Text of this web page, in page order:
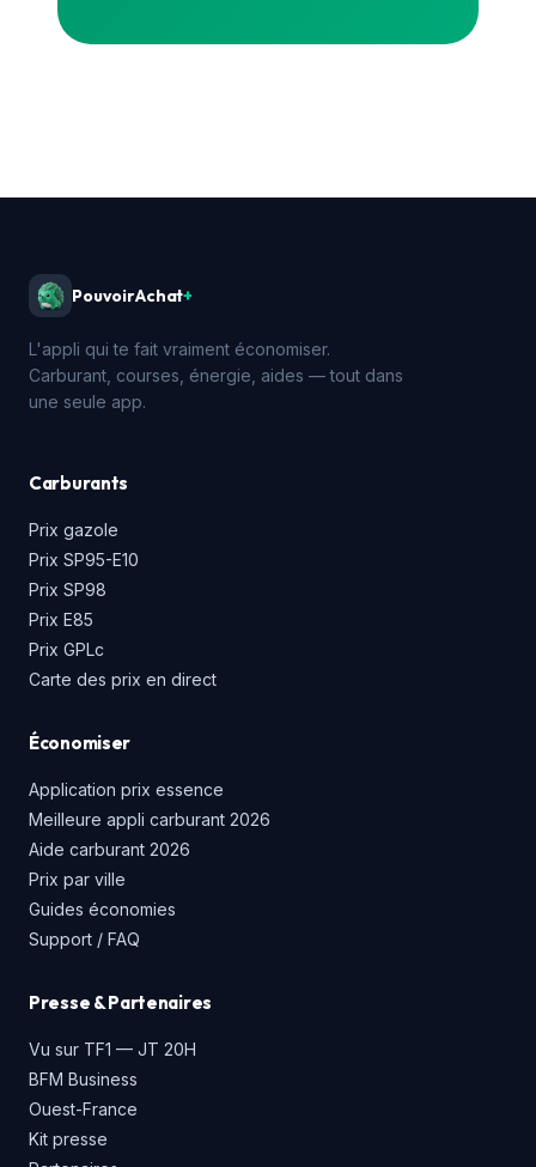
PouvoirAchat+
L'appli qui te fait vraiment économiser.
Carburant, courses, énergie, aides — tout dans
une seule app.
Carburants
Prix gazole
Prix SP95-E10
Prix SP98
Prix E85
Prix GPLc
Carte des prix en direct
Économiser
Application prix essence
Meilleure appli carburant 2026
Aide carburant 2026
Prix par ville
Guides économies
Support / FAQ
Presse & Partenaires
Vu sur TF1 — JT 20H
BFM Business
Ouest-France
Kit presse